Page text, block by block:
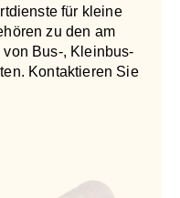
für kleine
zu den am
von Bus-, Kleinbus-
Kontaktieren Sie